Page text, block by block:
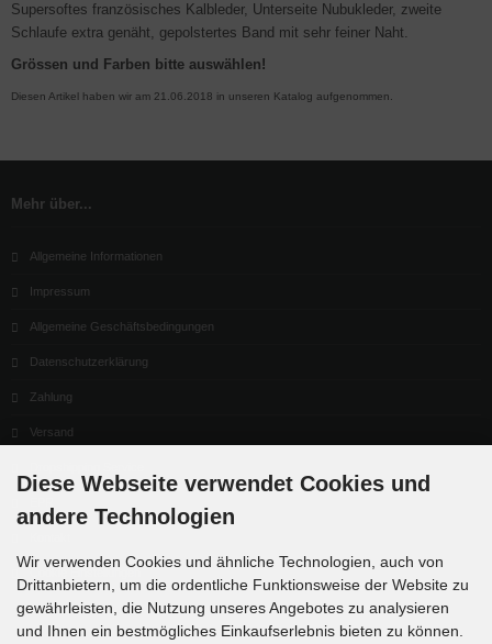
Supersoftes französisches Kalbleder, Unterseite Nubukleder, zweite
Schlaufe extra genäht, gepolstertes Band mit sehr feiner Naht.
Grössen und Farben bitte auswählen!
Diesen Artikel haben wir am 21.06.2018 in unseren Katalog aufgenommen.
Mehr über...
Allgemeine Informationen
Impressum
Allgemeine Geschäftsbedingungen
Datenschutzerklärung
Zahlung
Versand
Diese Webseite verwendet Cookies und
andere Technologien
Wir verwenden Cookies und ähnliche Technologien, auch von
Drittanbietern, um die ordentliche Funktionsweise der Website zu
gewährleisten, die Nutzung unseres Angebotes zu analysieren
und Ihnen ein bestmögliches Einkaufserlebnis bieten zu können.